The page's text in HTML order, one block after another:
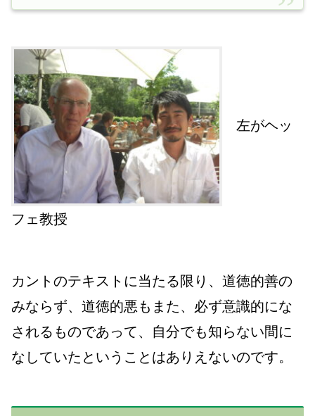
左がヘッ
フェ教授
カントのテキストに当たる限り、道徳的善の
みならず、道徳的悪もまた、必ず意識的にな
されるものであって、自分でも知らない間に
なしていたということはありえないのです。